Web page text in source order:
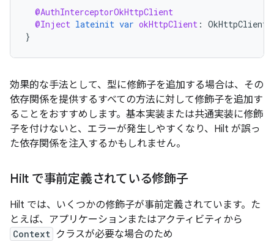
@AuthInterceptorOkHttpClient
@Inject lateinit var okHttpClient : OkHttpClient
}
効果的な手法として、型に修飾子を追加する場合は、その
依存関係を提供するすべての方法に対して修飾子を追加す
ることをおすすめします。基本実装または共通実装に修飾
子を付けないと、エラーが発生しやすくなり、Hilt が誤っ
た依存関係を注入するかもしれません。
Hilt で事前定義されている修飾子
Hilt では、いくつかの修飾子が事前定義されています。た
とえば、アプリケーションまたはアクティビティから
Context クラスが必要な場合のため